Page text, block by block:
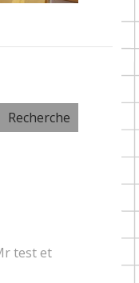
test et